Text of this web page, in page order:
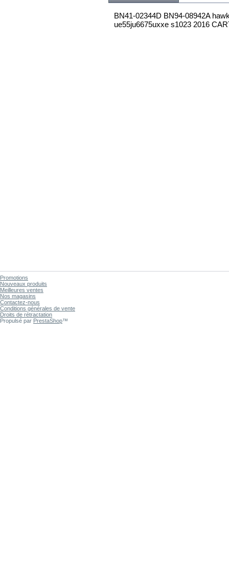
BN41-02344D BN94-08942A
ue55ju6675uxxe s1023 2016
Promotions
Nouveaux produits
Meilleures ventes
Nos magasins
Contactez-nous
Conditions générales de vente
Droits de rétractation
Propulsé par PrestaShop™